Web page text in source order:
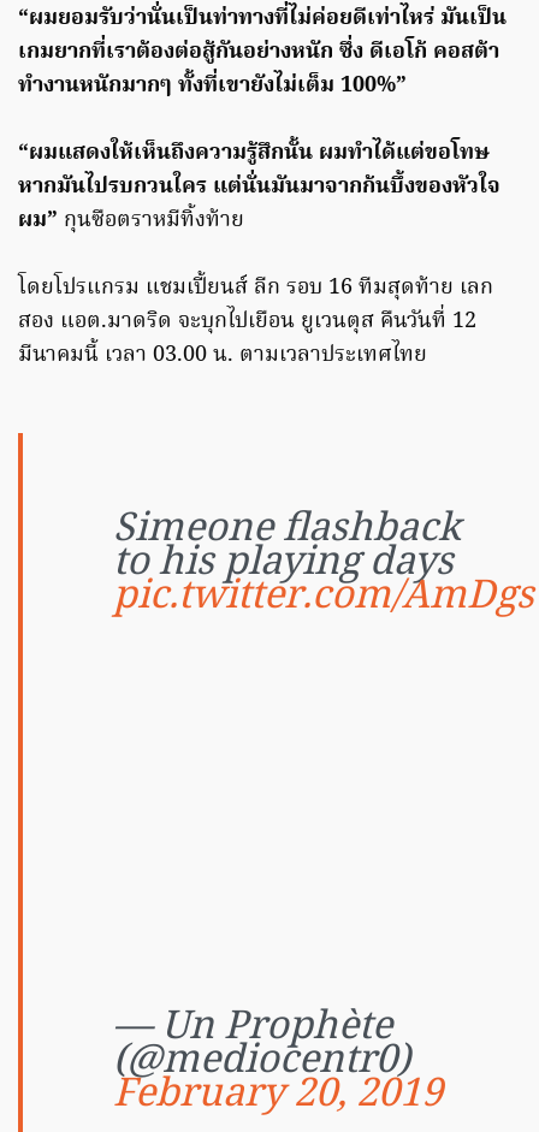
“ผมยอมรับว่านั่นเป็นท่าทางที่ไม่ค่อยดีเท่าไหร่ มันเป็น
เกมยากที่เราต้องต่อสู้กันอย่างหนัก ซึ่ง ดีเอโก้ คอสต้า
ทำงานหนักมากๆ ทั้งที่เขายังไม่เต็ม 100%”
“ผมแสดงให้เห็นถึงความรู้สึกนั้น ผมทำได้แต่ขอโทษ
หากมันไปรบกวนใคร แต่นั่นมันมาจากก้นบึ้งของหัวใจ
ผม” กุนซือตราหมีทิ้งท้าย
โดยโปรแกรม แชมเปี้ยนส์ ลีก รอบ 16 ทีมสุดท้าย เลก
สอง แอต.มาดริด จะบุกไปเยือน ยูเวนตุส คืนวันที่ 12
มีนาคมนี้ เวลา 03.00 น. ตามเวลาประเทศไทย
Simeone flashback
to his playing days
pic.twitter.com/
— Un Prophète
(@mediocentr0)
February 20, 2019